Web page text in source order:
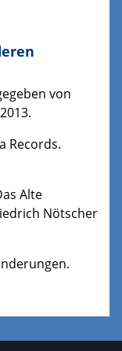
von
Records.
Alte
Nötscher